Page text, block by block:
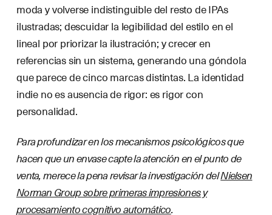
moda y volverse indistinguible del resto de IPAs
ilustradas; descuidar la legibilidad del estilo en el
lineal por priorizar la ilustración; y crecer en
referencias sin un sistema, generando una góndola
que parece de cinco marcas distintas. La identidad
indie no es ausencia de rigor: es rigor con
personalidad.
Para profundizar en los mecanismos psicológicos que
hacen que un envase capte la atención en el punto de
venta, merece la pena revisar la investigación delNielsen
Norman Group sobre primeras impresiones y
procesamiento cognitivo automático.